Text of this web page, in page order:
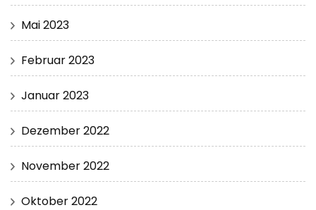
Mai 2023
Februar 2023
Januar 2023
Dezember 2022
November 2022
Oktober 2022